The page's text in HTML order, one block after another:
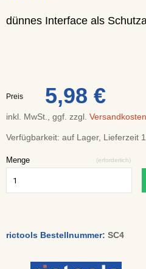
dünnes Interface als
Preis 5,98 €
inkl. MwSt., ggf. zzgl. Versandkosten
Verfügbarkeit: auf Lager, Lieferzeit
Menge (erforderlich)
rictools Bestellnummer: SC4